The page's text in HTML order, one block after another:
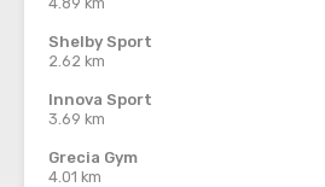
Shelby Sport
2.62 km
Innova Sport
3.69 km
Grecia Gym
4.01 km